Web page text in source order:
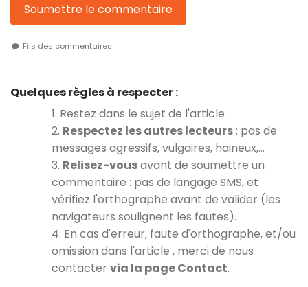
Soumettre le commentaire
Fils des commentaires
Quelques règles à respecter :
1. Restez dans le sujet de l'article
2. Respectez les autres lecteurs : pas de
messages agressifs, vulgaires, haineux,…
3. Relisez-vousavant de soumettre un
commentaire : pas de langage SMS, et
vérifiez l'orthographe avant de valider (les
navigateurs soulignent les fautes).
4. En cas d'erreur, faute d'orthographe, et/ou
omission dans l'article , merci de nous
contacter via la page Contact.